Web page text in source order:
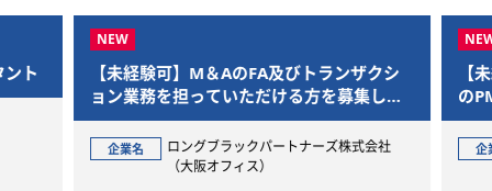
ト
【未経験可】M＆AのFA及びトランザクシ
ョン業務を担っていただける方を募集しま
す
企業名
ロングブラックパートナーズ株式会社
（大阪オフィス）
【
の
ます
企